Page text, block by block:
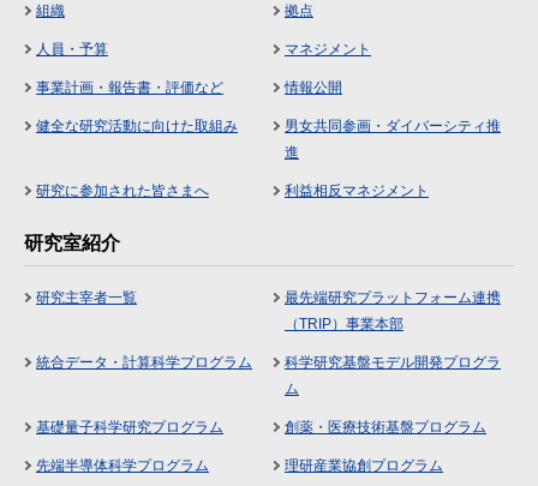
組織 拠点
人員・予算 マネジメント
事業計画・報告書・評価など 情報公開
健全な研究活動に向けた取組み
男女共同参画・ダイバーシティ推
進
研究に参加された皆さまへ 利益相反マネジメント
研究室紹介
研究主宰者一覧
最先端研究プラットフォーム連携
（TRIP）事業本部
統合データ・計算科学プログラム
科学研究基盤モデル開発プログラ
ム
基礎量子科学研究プログラム 創薬・医療技術基盤プログラム
先端半導体科学プログラム 理研産業協創プログラム